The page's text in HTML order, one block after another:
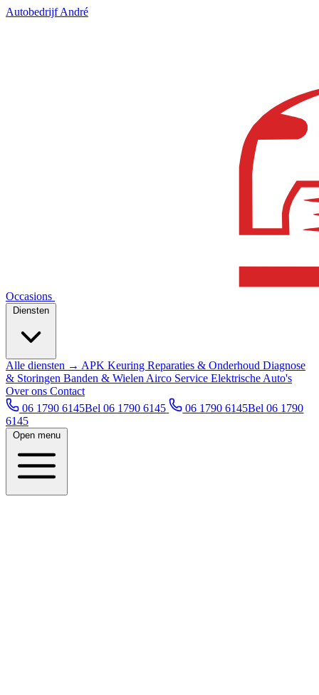
Autobedrijf André
Occasions
Alle diensten → APK Keuring Reparaties & Onderhoud Diagnose
& Storingen Banden & Wielen Airco Service Elektrische Auto's
Over ons Contact
06 1790 6145Bel 06 1790 6145 06 1790 6145Bel 06 1790
6145
Open menu